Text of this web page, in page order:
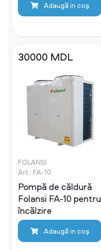
Adaugă in coş
30000 MDL
FOLANSI
Art.: FA-10
Pompă de căldură
Folansi FA-10 pentru
încălzire
Adaugă in coş